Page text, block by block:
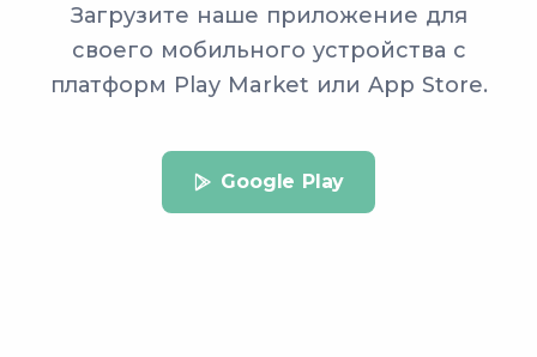
Загрузите наше приложение для
своего мобильного устройства с
платформ Play Market или App Store.
Google Play